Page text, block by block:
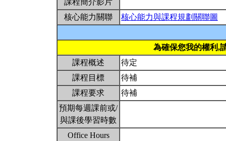
課程簡介影片
核心能力關聯
核心能力與課程規劃關聯圖
為確保您我的權利,
課程概述
待定
課程目標
待補
課程要求
待補
預期每週課前或/
與課後學習時數
Office Hours